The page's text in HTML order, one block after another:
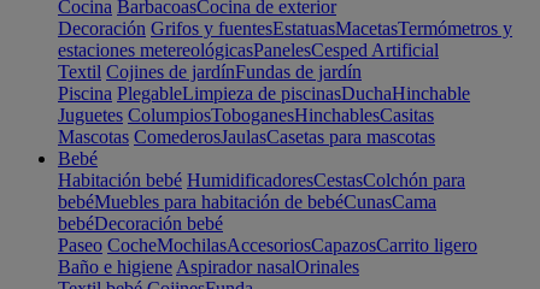
Cocina BarbacoasCocina de exterior
Decoración Grifos y fuentesEstatuasMacetasTermómetros y
estaciones metereológicasPanelesCesped Artificial
Textil Cojines de jardínFundas de jardín
Piscina PlegableLimpieza de piscinasDuchaHinchable
Juguetes ColumpiosToboganesHinchablesCasitas
Mascotas ComederosJaulasCasetas para mascotas
Bebé
Habitación bebé HumidificadoresCestasColchón para
bebéMuebles para habitación de bebéCunasCama
bebéDecoración bebé
Paseo CocheMochilasAccesoriosCapazosCarrito ligero
Baño e higiene Aspirador nasalOrinales